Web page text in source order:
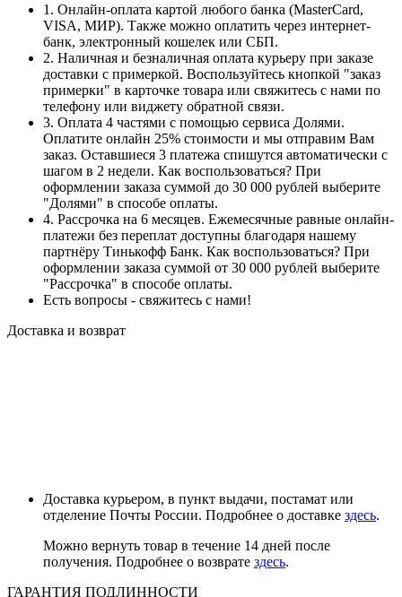
1. Онлайн-оплата картой любого банка (MasterCard,
VISA, МИР). Также можно оплатить через интернет-
банк, электронный кошелек или СБП.
2. Наличная и безналичная оплата курьеру при заказе
доставки с примеркой. Воспользуйтесь кнопкой "заказ
примерки" в карточке товара или свяжитесь с нами по
телефону или виджету обратной связи.
3. Оплата 4 частями с помощью сервиса Долями.
Оплатите онлайн 25% стоимости и мы отправим Вам
заказ. Оставшиеся 3 платежа спишутся автоматически с
шагом в 2 недели. Как воспользоваться? При
оформлении заказа суммой до 30 000 рублей выберите
"Долями" в способе оплаты.
4. Рассрочка на 6 месяцев. Ежемесячные равные онлайн-
платежи без переплат доступны благодаря нашему
партнёру Тинькофф Банк. Как воспользоваться? При
оформлении заказа суммой от 30 000 рублей выберите
"Рассрочка" в способе оплаты.
Есть вопросы - свяжитесь с нами!
Доставка и возврат
Доставка курьером, в пункт выдачи, постамат или
отделение Почты России. Подробнее о доставке здесь.
Можно вернуть товар в течение 14 дней после
получения. Подробнее о возврате здесь.
ГАРАНТИЯ ПОДЛИННОСТИ